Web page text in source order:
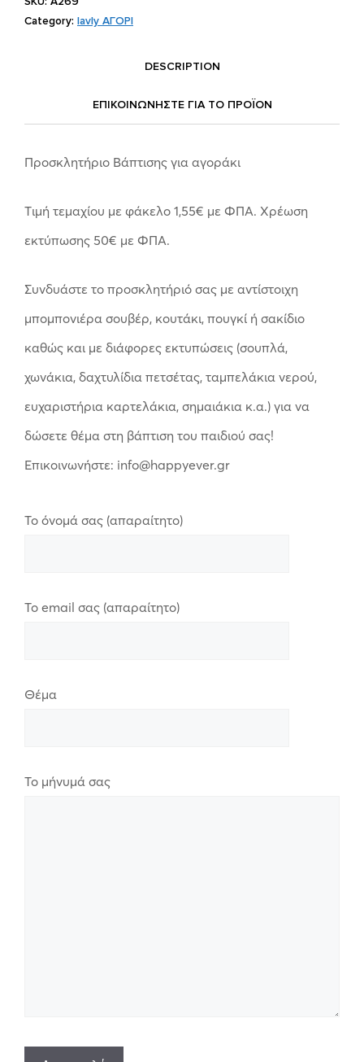
Category: lavly ΑΓΟΡΙ
DESCRIPTION
ΕΠΙΚΟΙΝΩΝΗΣΤΕ ΓΙΑ ΤΟ ΠΡΟΪOΝ
Προσκλητήριο Βάπτισης για αγοράκι
Tιμή τεμαχίου με φάκελο 1,55€ με ΦΠΑ. Χρέωση
εκτύπωσης 50€ με ΦΠΑ.
Συνδυάστε το προσκλητήριό σας με αντίστοιχη
μπομπονιέρα σουβέρ, κουτάκι, πουγκί ή σακίδιο
καθώς και με διάφορες εκτυπώσεις (σουπλά,
χωνάκια, δαχτυλίδια πετσέτας, ταμπελάκια νερού,
ευχαριστήρια καρτελάκια, σημαιάκια κ.α.) για να
δώσετε θέμα στη βάπτιση του παιδιού σας!
Επικοινωνήστε: info@happyever.gr
Το όνομά σας (απαραίτητο)
Το email σας (απαραίτητο)
Θέμα
Το μήνυμά σας